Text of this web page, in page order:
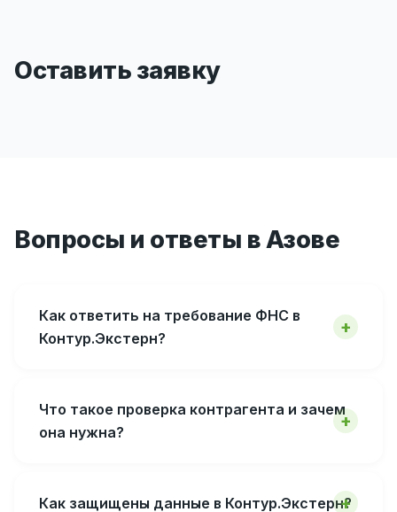
Оставить заявку
Вопросы и ответы в Азове
Как ответить на требование ФНС в
Контур.Экстерн?
Что такое проверка контрагента и зачем
она нужна?
Как защищены данные в Контур.Экстерн?